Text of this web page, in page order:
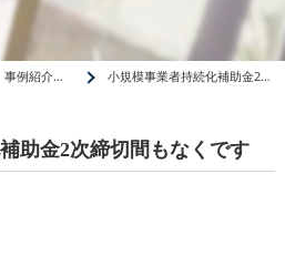
事例紹介・ニュース 小規模事業者持続化補助金2次締切間もなくです
助金2次締切間もなくです